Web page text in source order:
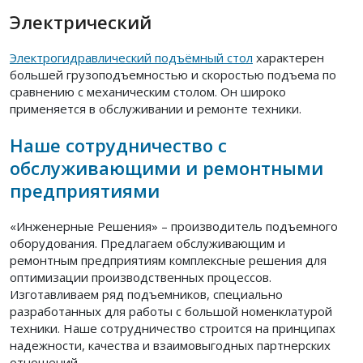
Электрический
Электрогидравлический подъёмный стол характерен
большей грузоподъемностью и скоростью подъема по
сравнению с механическим столом. Он широко
применяется в обслуживании и ремонте техники.
Наше сотрудничество с
обслуживающими и ремонтными
предприятиями
«Инженерные Решения» – производитель подъемного
оборудования. Предлагаем обслуживающим и
ремонтным предприятиям комплексные решения для
оптимизации производственных процессов.
Изготавливаем ряд подъемников, специально
разработанных для работы с большой номенклатурой
техники. Наше сотрудничество строится на принципах
надежности, качества и взаимовыгодных партнерских